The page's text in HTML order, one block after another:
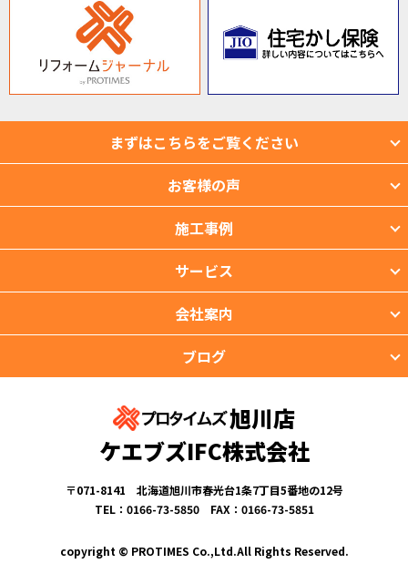
まずはこちらをご覧ください
お客様の声
施工事例
サービス
会社案内
ブログ
旭川店
ケエブズIFC株式会社
〒071-8141 北海道旭川市春光台1条7丁目5番地の12号
TEL：0166-73-5850 FAX：0166-73-5851
copyright © PROTIMES Co.,Ltd.All Rights Reserved.